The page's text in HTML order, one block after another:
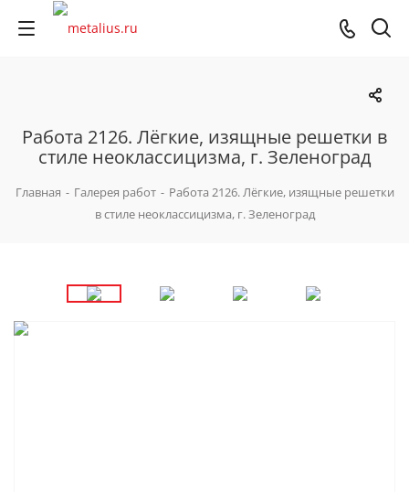
Работа 2126. Лёгкие, изящные решетки в
стиле неоклассицизма, г. Зеленоград
Главная - Галерея работ - Работа 2126. Лёгкие, изящные решетки
в стиле неоклассицизма, г. Зеленоград